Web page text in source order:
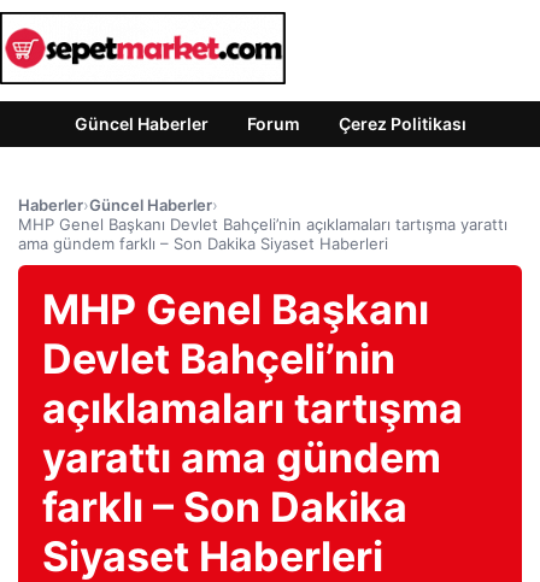
Güncel Haberler Forum Çerez Politikası
Haberler›Güncel Haberler›
MHP Genel Başkanı Devlet Bahçeli’nin açıklamaları tartışma yarattı
ama gündem farklı – Son Dakika Siyaset Haberleri
MHP Genel Başkanı
Devlet Bahçeli’nin
açıklamaları tartışma
yarattı ama gündem
farklı – Son Dakika
Siyaset Haberleri